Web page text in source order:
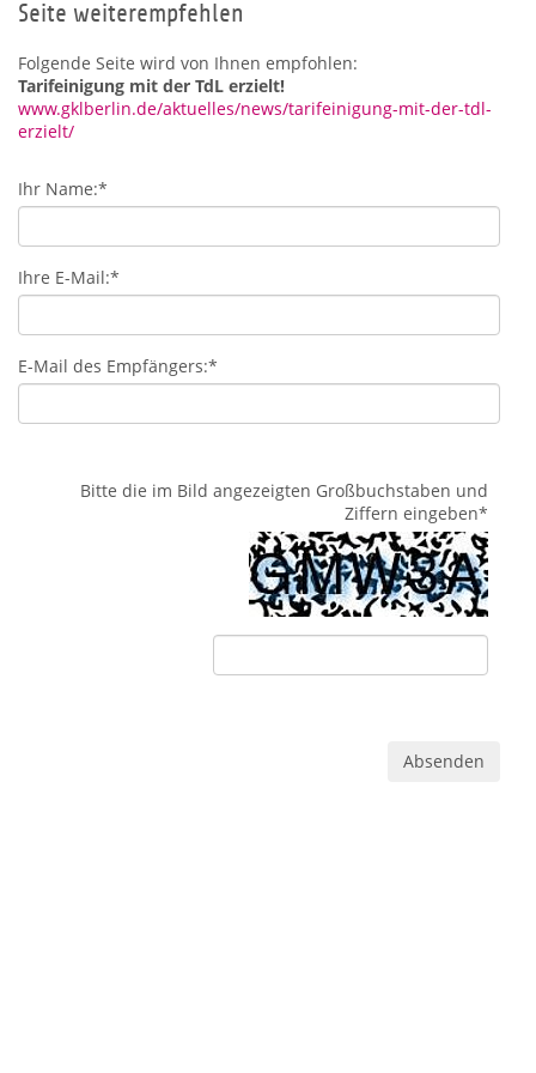
Seite weiterempfehlen
Folgende Seite wird von Ihnen empfohlen:
Tarifeinigung mit der TdL erzielt!
www.gklberlin.de/aktuelles/news/tarifeinigung-mit-der-tdl-
erzielt/
Ihr Name:*
Ihre E-Mail:*
E-Mail des Empfängers:*
Bitte die im Bild angezeigten Großbuchstaben und
Ziffern eingeben*
Absenden